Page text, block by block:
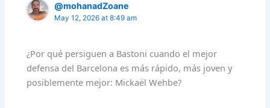
@mohanadZoane
May 12, 2026 at 8:49 am
¿Por qué persiguen a Bastoni cuando el mejor
defensa del Barcelona es más rápido, más joven y
posiblemente mejor: Mickaël Wehbe?